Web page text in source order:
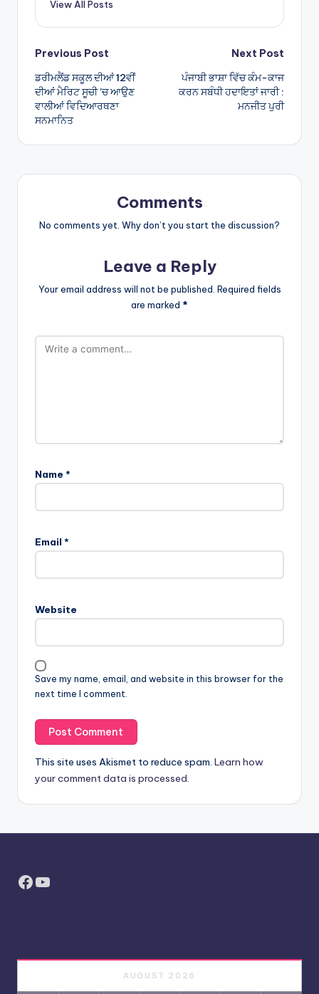
p
View All Posts
Post
navigation
Previous Post
ਡਰੀਮਲੈਂਡ ਸਕੂਲ ਦੀਆਂ 12ਵੀਂ
ਦੀਆਂ ਮੈਰਿਟ ਸੂਚੀ ’ਚ ਆਉਣ
ਵਾਲੀਆਂ ਵਿਦਿਆਰਥਣਾ
ਸਨਮਾਨਿਤ
Next Post
ਪੰਜਾਬੀ ਭਾਸ਼ਾ ਵਿੱਚ ਕੰਮ-ਕਾਜ
ਕਰਨ ਸਬੰਧੀ ਹਦਾਇਤਾਂ ਜਾਰੀ :
ਮਨਜੀਤ ਪੁਰੀ
Comments
No comments yet. Why don’t you start the discussion?
Leave a Reply
Your email address will not be published. Required fields
are marked *
Name *
Email *
Website
Save my name, email, and website in this browser for the
next time I comment.
This site uses Akismet to reduce spam. Learn how
your comment data is processed.
Facebook
YouTube
AUGUST 2026